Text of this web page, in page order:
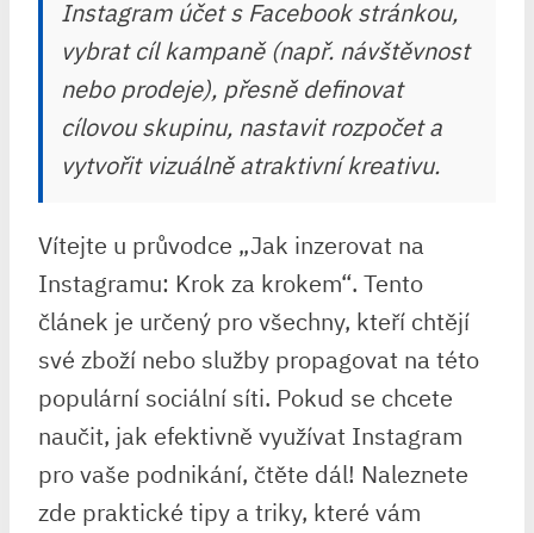
Instagram účet s Facebook stránkou,
vybrat cíl kampaně (např. návštěvnost
nebo prodeje), přesně definovat
cílovou skupinu, nastavit rozpočet a
vytvořit vizuálně atraktivní kreativu.
Vítejte u průvodce „Jak inzerovat na
Instagramu: Krok za krokem“. Tento
článek je určený pro všechny, kteří chtějí
své zboží nebo služby propagovat na této
populární sociální síti. Pokud se chcete
naučit, jak efektivně využívat Instagram
pro vaše podnikání, čtěte dál! Naleznete
zde praktické tipy a triky, které vám